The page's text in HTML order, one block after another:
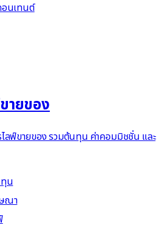
อนเทนต์
ายของ
ฟ์ขายของ รวมต้นทุน ค่าคอมมิชชั่น และ
ทุน
ณา